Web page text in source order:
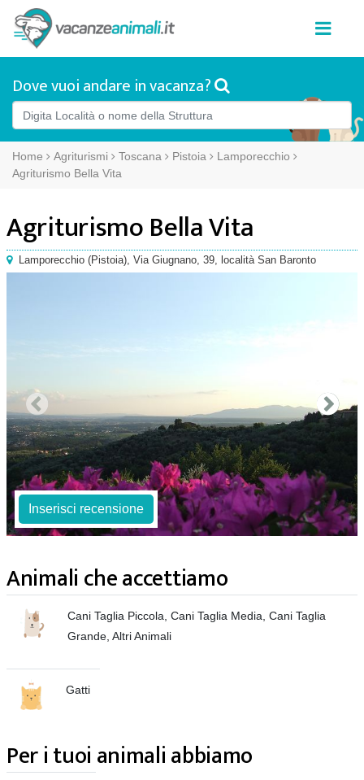
Dove vuoi andare in vacanza?
Home Agriturismi Toscana Pistoia
Lamporecchio
Agriturismo Bella Vita
Agriturismo Bella Vita
Lamporecchio (Pistoia), Via Giugnano, 39, località San Baronto
Inserisci recensione
Animali che accettiamo
Cani Taglia Piccola, Cani Taglia Media, Cani Taglia
Grande, Altri Animali
Gatti
Per i tuoi animali abbiamo